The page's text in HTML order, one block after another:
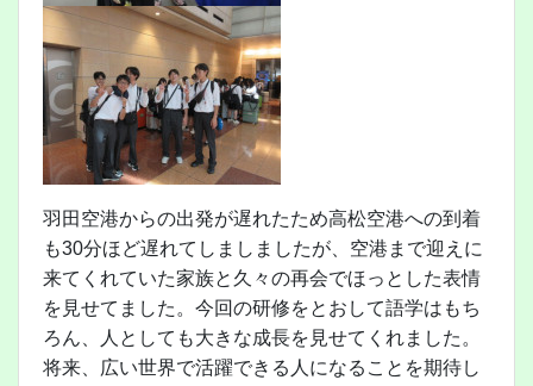
羽田空港からの出発が遅れたため高松空港への到着
も30分ほど遅れてしましましたが、空港まで迎えに
来てくれていた家族と久々の再会でほっとした表情
を見せてました。今回の研修をとおして語学はもち
ろん、人としても大きな成長を見せてくれました。
将来、広い世界で活躍できる人になることを期待し